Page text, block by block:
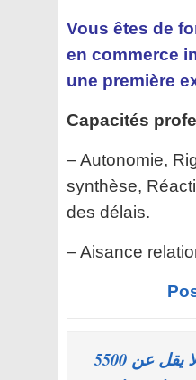
Vous êtes de
en commerce
une première
Capacités
– Autonomie,
synthèse,
des délais.
– Aisance
بعقد دائم وراتب لا يقل عن 5500